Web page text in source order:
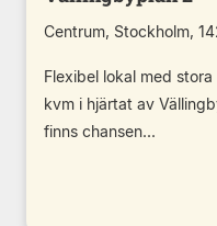
Centrum, Stockholm,
Flexibel lokal med
kvm i hjärtat av
finns chansen...